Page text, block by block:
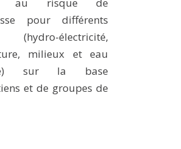
au risque de
pour différents
(hydro-électricité,
milieux et eau
sur la base
et de groupes de